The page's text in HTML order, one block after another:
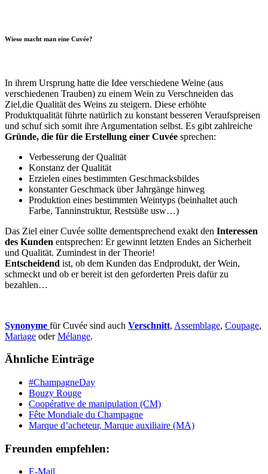
Wieso macht man eine Cuvée?
In ihrem Ursprung hatte die Idee verschiedene Weine (aus
verschiedenen Trauben) zu einem Wein zu Verschneiden das
Ziel,die Qualität des Weins zu steigern. Diese erhöhte
Produktqualität führte natürlich zu konstant besseren Veraufspreisen
und schuf sich somit ihre Argumentation selbst. Es gibt zahlreiche
Gründe, die für die Erstellung einer Cuvée sprechen:
Verbesserung der Qualität
Konstanz der Qualität
Erzielen eines bestimmten Geschmacksbildes
konstanter Geschmack über Jahrgänge hinweg
Produktion eines bestimmten Weintyps (beinhaltet auch
Farbe, Tanninstruktur, Restsüße usw…)
Das Ziel einer Cuvée sollte dementsprechend exakt den Interessen
des Kunden entsprechen: Er gewinnt letzten Endes an Sicherheit
und Qualität. Zumindest in der Theorie!
Entscheidend ist, ob dem Kunden das Endprodukt, der Wein,
schmeckt und ob er bereit ist den geforderten Preis dafür zu
bezahlen…
Synonyme für Cuvée sind auch Verschnitt, Assemblage, Coupage,
Mariage oderMélange.
Ähnliche Einträge
#ChampagneDay
Bouzy Rouge
Coopérative de manipulation (CM)
Fête Mondiale du Champagne
Marque d’acheteur, Marque auxiliaire (MA)
Freunden empfehlen:
E-Mail